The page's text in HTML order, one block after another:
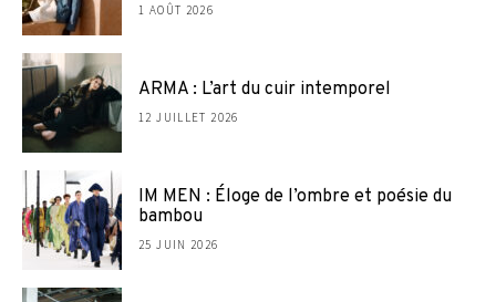
1 AOÛT 2026
ARMA : L’art du cuir intemporel
12 JUILLET 2026
IM MEN : Éloge de l’ombre et poésie du
bambou
25 JUIN 2026